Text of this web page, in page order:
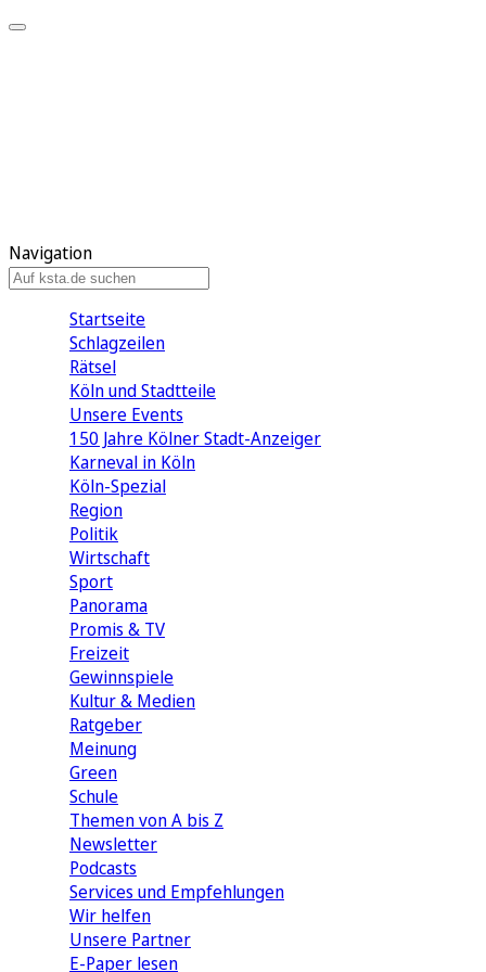
Navigation
Startseite
Schlagzeilen
Rätsel
Köln und Stadtteile
Unsere Events
150 Jahre Kölner Stadt-Anzeiger
Karneval in Köln
Köln-Spezial
Region
Politik
Wirtschaft
Sport
Panorama
Promis & TV
Freizeit
Gewinnspiele
Kultur & Medien
Ratgeber
Meinung
Green
Schule
Themen von A bis Z
Newsletter
Podcasts
Services und Empfehlungen
Wir helfen
Unsere Partner
E-Paper lesen